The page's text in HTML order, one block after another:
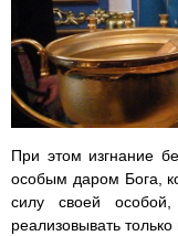
При этом изгнание
особым даром Бога,
силу своей
реализовывать